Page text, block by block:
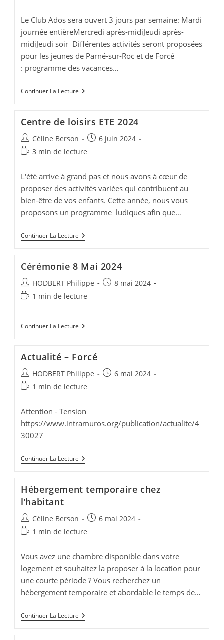
lecture :
Le Club Ados sera ouvert 3 jours par semaine: Mardi
journée entièreMercredi après-midiJeudi après-
midiJeudi soir Différentes activités seront proposées
pour les jeunes de Parné-sur-Roc et de Forcé
: programme des vacances…
Continuer La Lecture Programme
Club
Centre de loisirs ETE 2024
Auteur/autrice
de
Céline Berson
Publication
6 juin 2024
Temps
lecture :
3 min de lecture
L'été arrive à grand pas et nous avons à cœur de
proposer des activités variées qui contribuent au
bien-être de vos enfants. Cette année, nous vous
proposons un programme ludiques afin que…
Continuer La Lecture Centre
De
2024
Cérémonie 8 Mai 2024
Auteur/autrice
de
HODBERT Philippe
Publication
8 mai 2024
Temps1 min de lecture
Continuer La Lecture Cérémonie
8
Actualité – Forcé
Auteur/autrice
de
HODBERT Philippe
Publication
6 mai 2024
Temps
lecture :
1 min de lecture
Attention - Tension
https://www.intramuros.org/publication/actualite/4
30027
Continuer La Lecture Actualité
–
Hébergement temporaire chez
l’habitant
Auteur/autrice
de
Céline Berson
Publication
6 mai 2024
Temps
lecture :
1 min de lecture
Vous avez une chambre disponible dans votre
logement et souhaitez la proposer à la location pour
une courte période ? Vous recherchez un
hébergement temporaire et abordable le temps de…
Continuer La Lecture Hébergement
Temporaire